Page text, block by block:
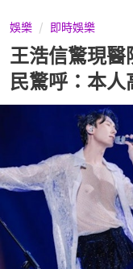
娛樂 即時娛樂
王浩信驚現
民驚呼：本